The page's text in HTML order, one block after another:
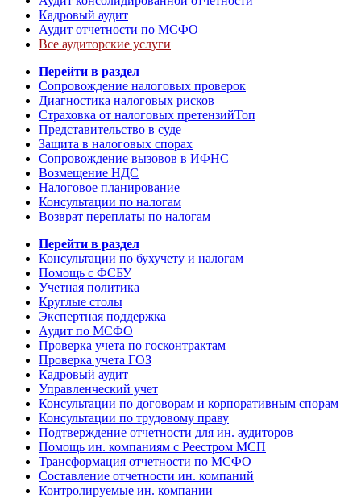
Кадровый аудит
Аудит отчетности по МСФО
Все аудиторские услуги
Перейти в раздел
Сопровождение налоговых проверок
Диагностика налоговых рисков
Страховка от налоговых претензийТоп
Представительство в суде
Защита в налоговых спорах
Сопровождение вызовов в ИФНС
Возмещение НДС
Налоговое планирование
Консультации по налогам
Возврат переплаты по налогам
Перейти в раздел
Консультации по бухучету и налогам
Помощь с ФСБУ
Учетная политика
Круглые столы
Экспертная поддержка
Аудит по МСФО
Проверка учета по госконтрактам
Проверка учета ГОЗ
Кадровый аудит
Управленческий учет
Консультации по договорам и корпоративным спорам
Консультации по трудовому праву
Подтверждение отчетности для ин. аудиторов
Помощь ин. компаниям с Реестром МСП
Трансформация отчетности по МСФО
Составление отчетности ин. компаний
Контролируемые ин. компании